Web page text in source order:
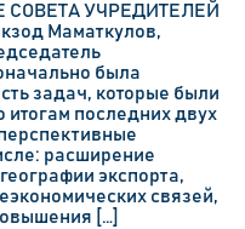
УЧРЕДИТЕЛЕЙ
Маматкулов,
была
задач, которые были
последних двух
расширение
экспорта,
связей,
[…]